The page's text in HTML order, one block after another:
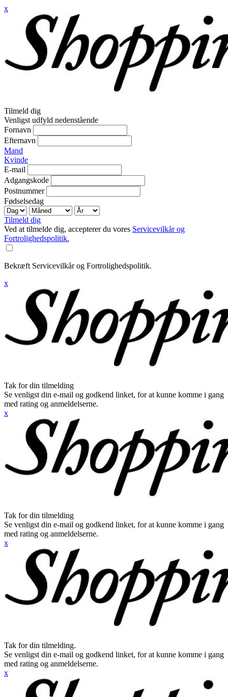
x
Tilmeld dig
Venligst udfyld nedenstående
Fornavn
Efternavn
Mand
Kvinde
E-mail
Adgangskode
Postnummer
Fødselsedag
Tilmeld dig
Ved at tilmelde dig, accepterer du vores Servicevilkår og
Fortrolighedspolitik.
Bekræft Servicevilkår og Fortrolighedspolitik.
x
Tak for din tilmelding
Se venligst din e-mail og godkend linket, for at kunne komme i gang
med rating og anmeldelserne.
x
Tak for din tilmelding
Se venligst din e-mail og godkend linket, for at kunne komme i gang
med rating og anmeldelserne.
x
Tak for din tilmelding.
Se venligst din e-mail og godkend linket, for at kunne komme i gang
med rating og anmeldelserne.
x